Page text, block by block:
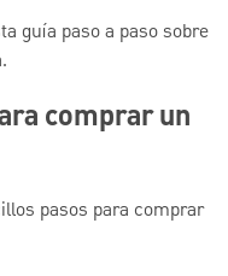
guía paso a paso sobre
comprar un
pasos para comprar